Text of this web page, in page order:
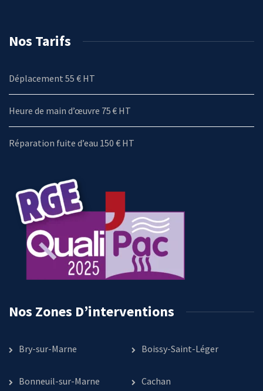
Nos Tarifs
Déplacement 55 € HT
Heure de main d’œuvre 75 € HT
Réparation fuite d’eau 150 € HT
Nos Zones D’interventions
Bry-sur-Marne Boissy-Saint-Léger
Bonneuil-sur-Marne Cachan